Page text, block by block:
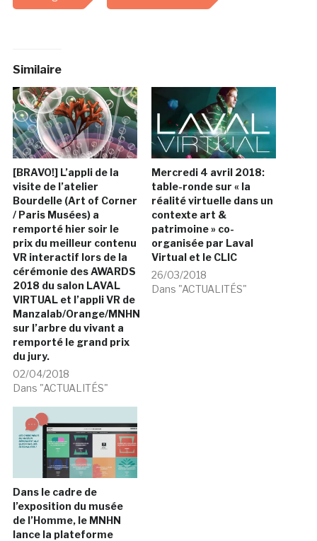
Similaire
[BRAVO!] L’appli de la
visite de l’atelier
Bourdelle (Art of Corner
/ Paris Musées) a
remporté hier soir le
prix du meilleur contenu
VR interactif lors de la
cérémonie des AWARDS
2018 du salon LAVAL
VIRTUAL et l’appli VR de
Manzalab/Orange/MNHN
sur l’arbre du vivant a
remporté le grand prix
du jury.
02/04/2018
Dans "ACTUALITÉS"
Mercredi 4 avril 2018:
table-ronde sur « la
réalité virtuelle dans un
contexte art &
patrimoine » co-
organisée par Laval
Virtual et le CLIC
26/03/2018
Dans "ACTUALITÉS"
Dans le cadre de
l’exposition du musée
de l’Homme, le MNHN
lance la plateforme